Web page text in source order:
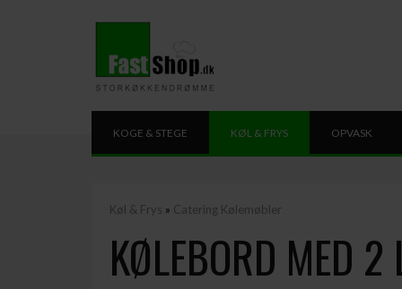
KOGE & STEGE KØL & FRYS OPVASK
Køl & Frys » Catering Kølemøbler
KØLEBORD MED 2